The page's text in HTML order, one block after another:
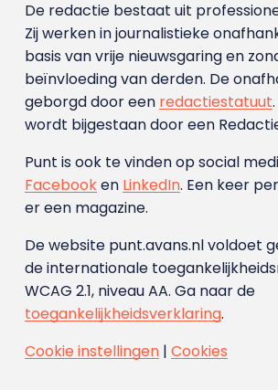
De redactie bestaat uit
Zij werken in journalistieke
basis van vrije nieuwsgaring en
beïnvloeding van derden. De
geborgd door een redactiestatuut
wordt bijgestaan door een
Punt is ook te vinden op social
Facebooken LinkedIn. Een keer
er een magazine.
De website punt.avans.nl voldoet
de internationale
WCAG 2.1, niveau AA. Ga naar de
toegankelijkheidsverklaring.
Cookie instellingen| Cookies